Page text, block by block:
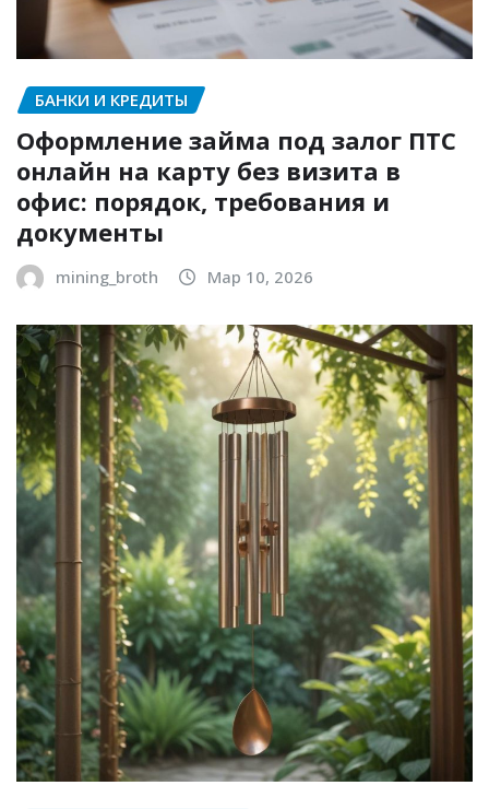
БАНКИ И КРЕДИТЫ
Оформление займа под залог ПТС
онлайн на карту без визита в
офис: порядок, требования и
документы
mining_broth Мар 10, 2026